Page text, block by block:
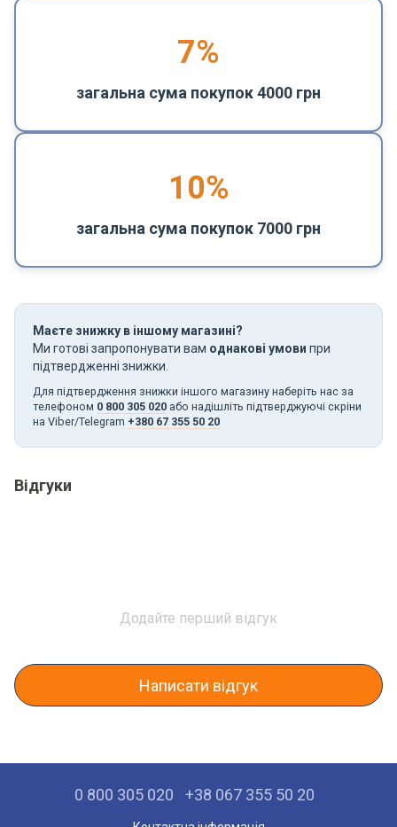
7%
загальна сума покупок 4000 грн
10%
загальна сума покупок 7000 грн
Маєте знижку в іншому магазині?
Ми готові запропонувати вам однакові умови при
підтвердженні знижки.
Для підтвердження знижки іншого магазину наберіть нас за
телефоном 0 800 305 020 або надішліть підтверджуючі скріни
на Viber/Telegram +380 67 355 50 20
Відгуки
Додайте перший відгук
Написати відгук
0 800 305 020 +38 067 355 50 20